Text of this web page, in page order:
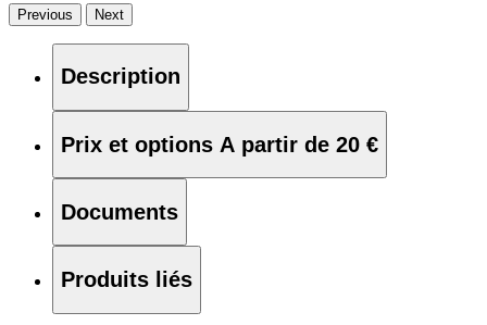
Previous Next
Description
Prix et options A partir de 20 €
Documents
Produits liés